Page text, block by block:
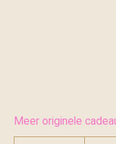
Meer originele